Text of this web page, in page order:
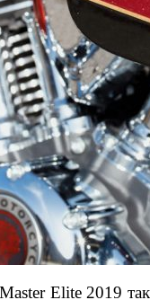
Elite 2019